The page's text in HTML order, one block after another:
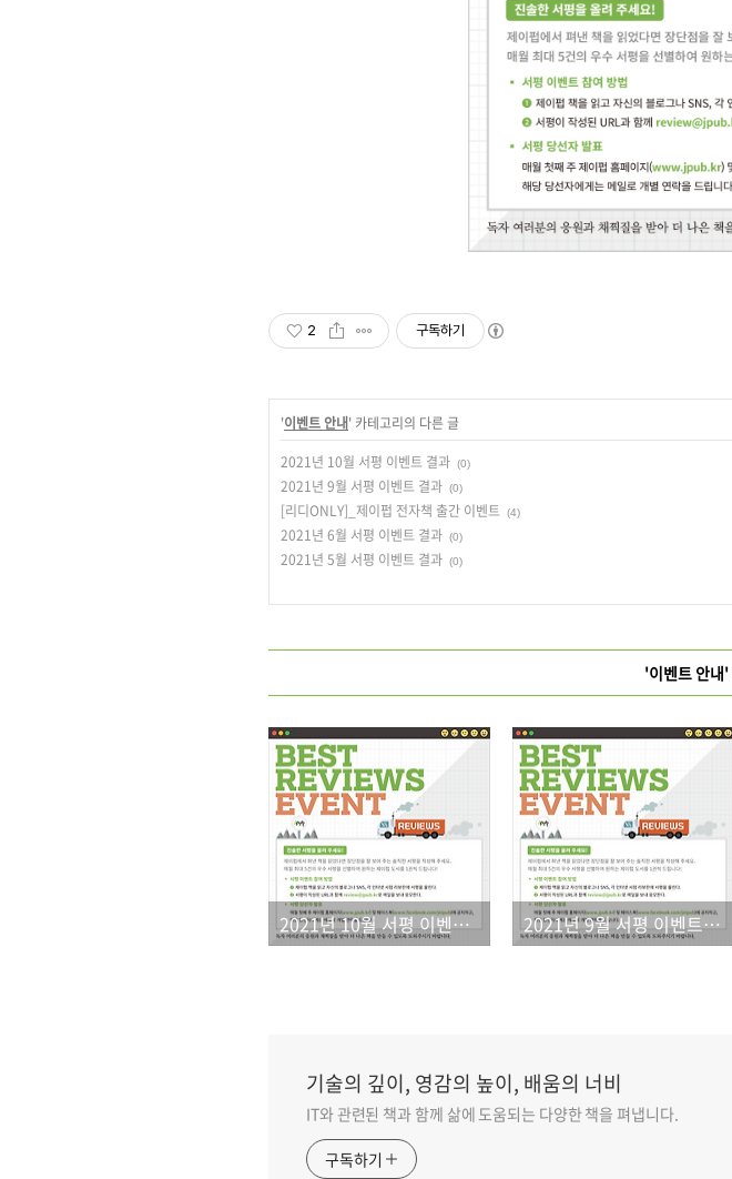
2 구독하기
'이벤트 안내' 카테고리의 다른 글
2021년 10월 서평 이벤트 결과 (0)
2021년 9월 서평 이벤트 결과 (0)
[리디ONLY]_제이펍 전자책 출간 이벤트 (4)
2021년 6월 서평 이벤트 결과 (0)
2021년 5월 서평 이벤트 결과 (0)
'이벤트 안내'
2021년 10월 서평 이벤트 결과 2021년 9월 서평 이벤트 결과
기술의 깊이, 영감의 높이, 배움의 너비
IT와 관련된 책과 함께 삶에 도움되는 다양한 책을 펴냅니다.
구독하기